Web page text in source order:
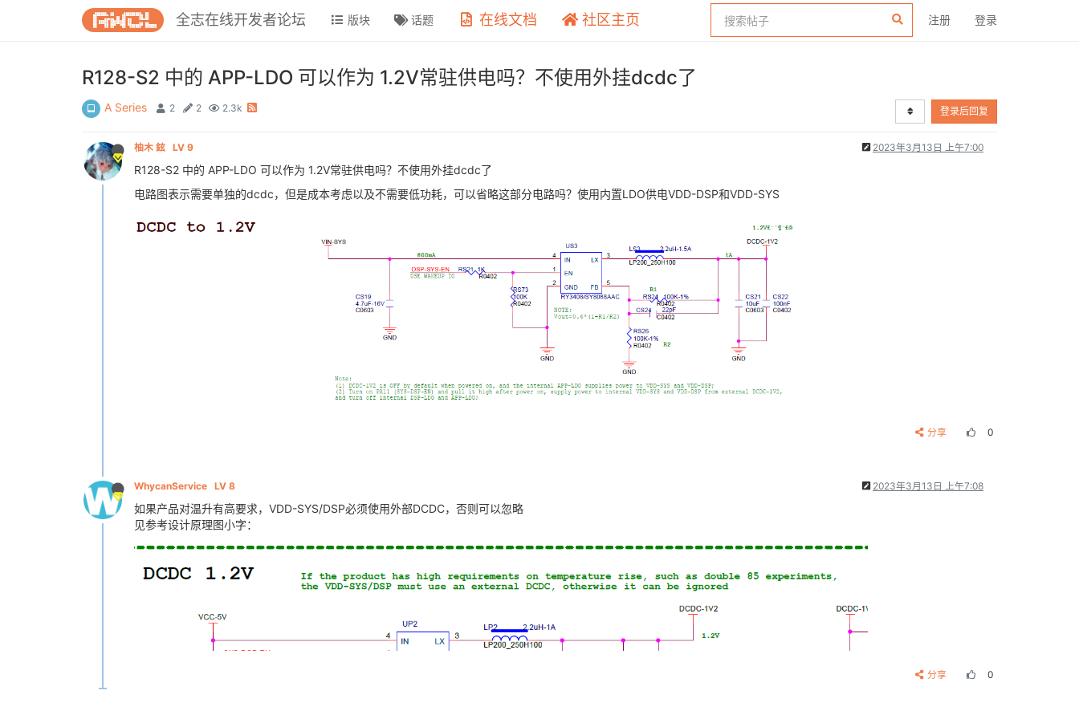
全志在线开发者论坛 注册 登录
版块 话题 在线文档 社区主页
R128-S2 中的 APP-LDO 可以作为 1.2V常驻供电吗？不使用外挂dcdc了
A Series 2 2 2.3k 登录后回复
柚木 鉉 LV 9 2023年3月13日 上午7:00
R128-S2 中的 APP-LDO 可以作为 1.2V常驻供电吗？不使用外挂dcdc了
电路图表示需要单独的dcdc，但是成本考虑以及不需要低功耗，可以省略这部分电路吗？使用内置LDO供电VDD-DSP和VDD-SYS
分享 0
WhycanService LV 8 2023年3月13日 上午7:08
如果产品对温升有高要求，VDD-SYS/DSP必须使用外部DCDC，否则可以忽略
见参考设计原理图小字：
分享 0